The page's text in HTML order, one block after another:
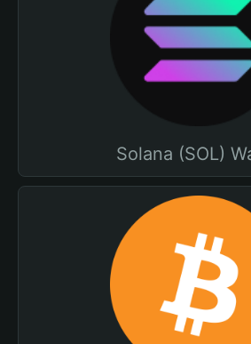
Solana (SOL)